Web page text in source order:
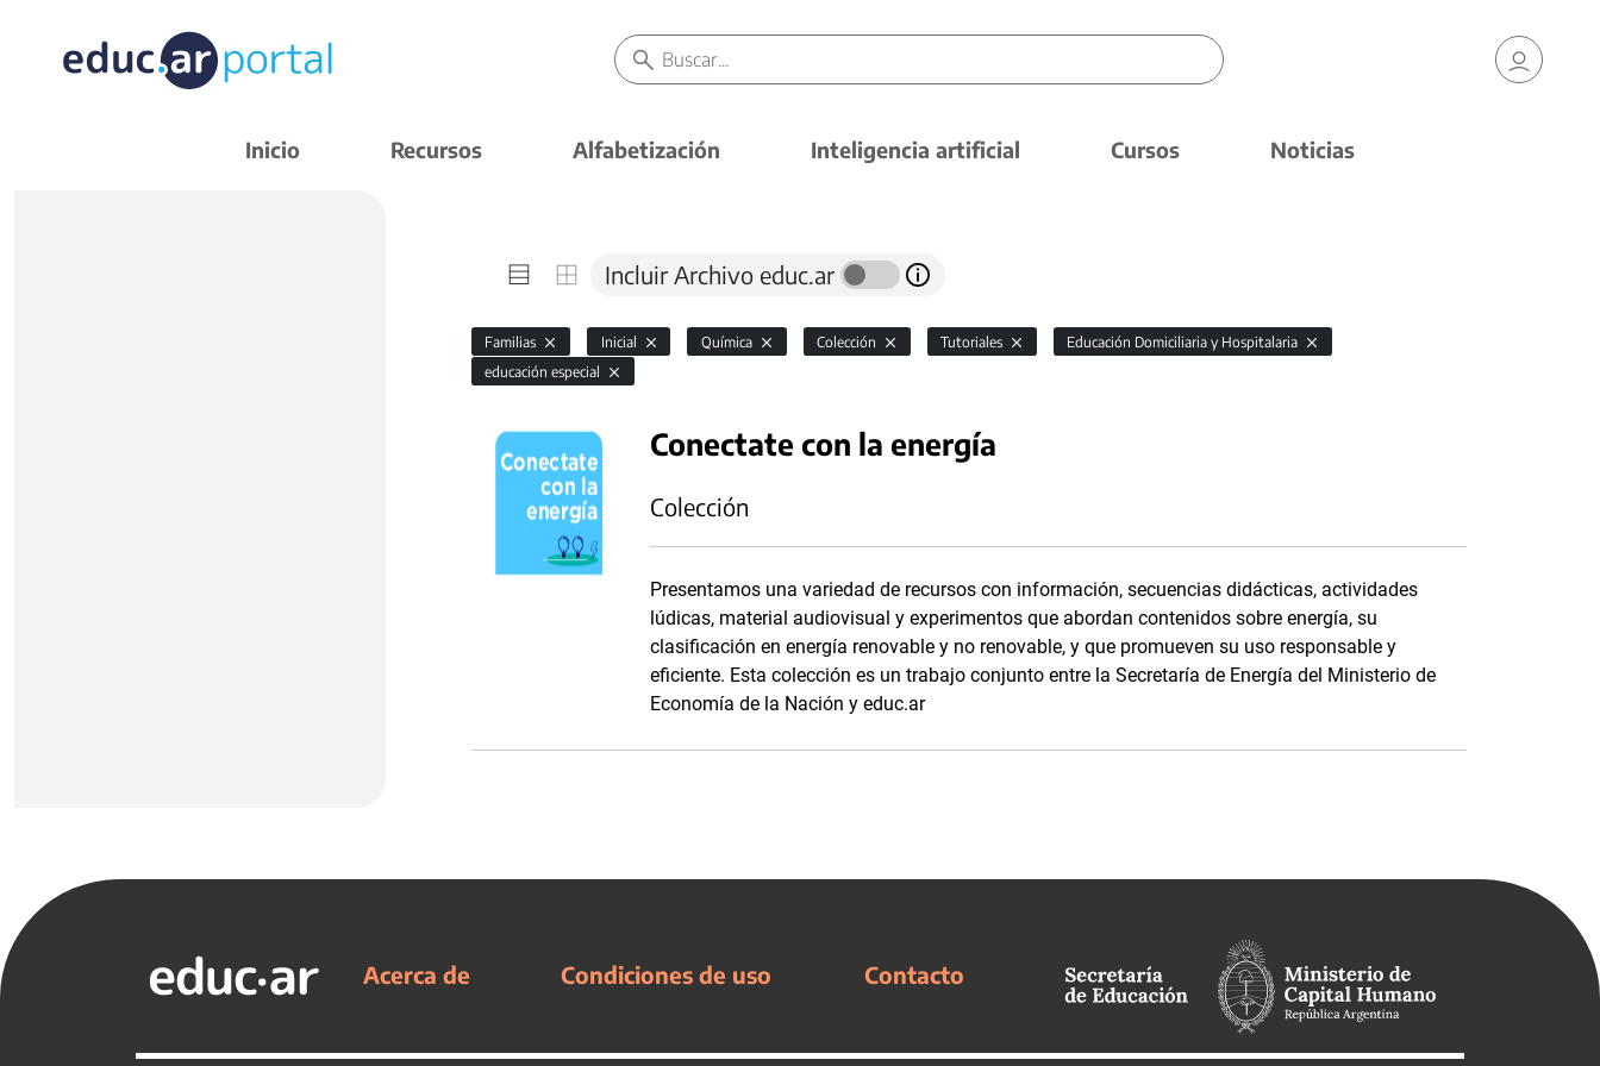
Inicio Recursos Alfabetización Inteligencia artificial Cursos Noticias
Incluir Archivo educ.ar
Familias Inicial Química Colección Tutoriales
Educación Domiciliaria y Hospitalaria
educación especial
Conectate con la energía
Colección
Presentamos una variedad de recursos con información, secuencias didácticas, actividades
lúdicas, material audiovisual y experimentos que abordan contenidos sobre energía, su
clasificación en energía renovable y no renovable, y que promueven su uso responsable y
eficiente. Esta colección es un trabajo conjunto entre la Secretaría de Energía del Ministerio de
Economía de la Nación y educ.ar
Acerca de Condiciones de uso Contacto